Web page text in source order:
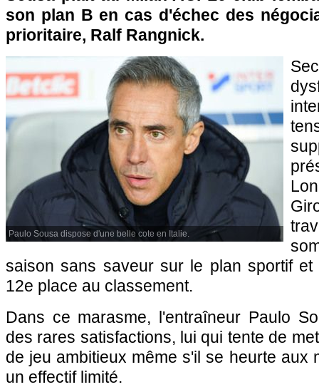
son plan B en cas d'échec des
prioritaire, Ralf Rangnick.
Paulo Sousa dispose d'une belle cote en Italie.
saison sans saveur sur le plan sportif et
12e place au classement.
Dans ce marasme, l'entraîneur Paulo
des rares satisfactions, lui qui tente de
de jeu ambitieux même s'il se heurte aux
un effectif limité.